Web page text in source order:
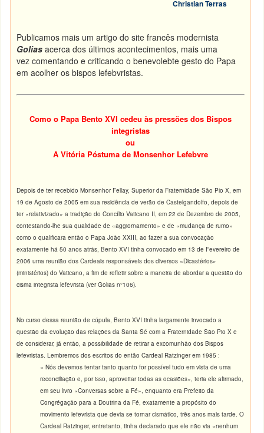
Christian Terras
Publicamos mais um artigo do site francês modernista
Goliasacerca dos últimos acontecimentos, mais uma
vez comentando e criticando o benevolebte gesto do Papa
em acolher os bispos lefebvristas.
Como o Papa Bento XVI cedeu às pressões dos Bispos
integristas
ou
A Vitória Póstuma de Monsenhor Lefebvre
Depois de ter recebido Monsenhor Fellay, Superior da Fraternidade São Pio X, em
19 de Agosto de 2005 em sua residência de verão de Castelgandolfo, depois de
ter «relativizado» a tradição do Concílio Vaticano II, em 22 de Dezembro de 2005,
contestando-lhe sua qualidade de «aggiornamento» e de «mudança de rumo»
como o qualificara então o Papa João XXIII, ao fazer a sua convocação
exatamente há 50 anos atrás, Bento XVI tinha convocado em 13 de Fevereiro de
2006 uma reunião dos Cardeais responsáveis dos diversos «Dicastérios»
(ministérios) do Vaticano, a fim de refletir sobre a maneira de abordar a questão do
cisma integrista lefevrista (ver Golias n°106).
No curso dessa reunião de cúpula, Bento XVI tinha largamente invocado a
questão da evolução das relações da Santa Sé com a Fraternidade São Pio X e
de considerar, já então, a possibilidade de retirar a excomunhão dos Bispos
lefevristas. Lembremos dos escritos do então Cardeal Ratzinger em 1985 :
« Nós devemos tentar tanto quanto for possível tudo em vista de uma
reconciliação e, por isso, aproveitar todas as ocasiões», teria ele afirmado,
em seu livro «Conversas sobre a Fé», enquanto era Prefeito da
Congrégação para a Doutrina da Fé, exatamente a propósito do
movimento lefevrista que devia se tornar cismático, três anos mais tarde. O
Cardeal Ratzinger, entretanto, tinha declarado que ele não via «nenhum